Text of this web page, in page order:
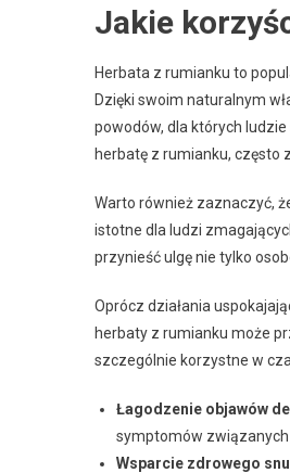
Jakie
Herbata z rumianku to
Dzięki swoim naturalnym
powodów, dla których
herbatę z rumianku, często
Warto również zaznaczyć,
istotne dla ludzi
przynieść ulgę nie tylko
Oprócz działania
herbaty z rumianku może
szczególnie korzystne w
Łagodzenie objawów
symptomów związanych
Wsparcie zdrowego